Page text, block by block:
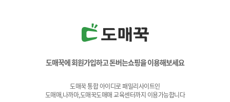
도매꾹에 회원가입하고 돈버는쇼핑을 이용해보세요
도매꾹 통합 아이디로 패밀리사이트인
도매매,나까마,도매꾹도매매 교육센터까지 이용가능합니다